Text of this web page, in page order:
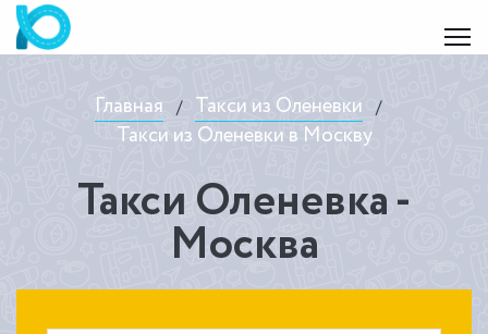
Главная / Такси из Оленевки /
Такси из Оленевки в Москву
Такси Оленевка -
Москва